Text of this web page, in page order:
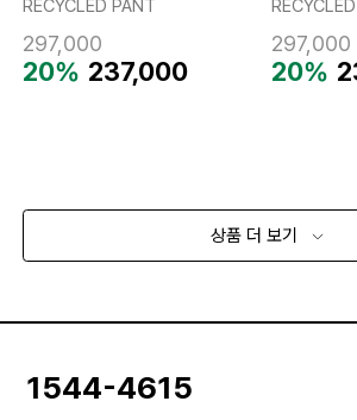
RECYCLED PANT
297,000
20% 237,000
297,000
20%
상품 더 보기
1544-4615